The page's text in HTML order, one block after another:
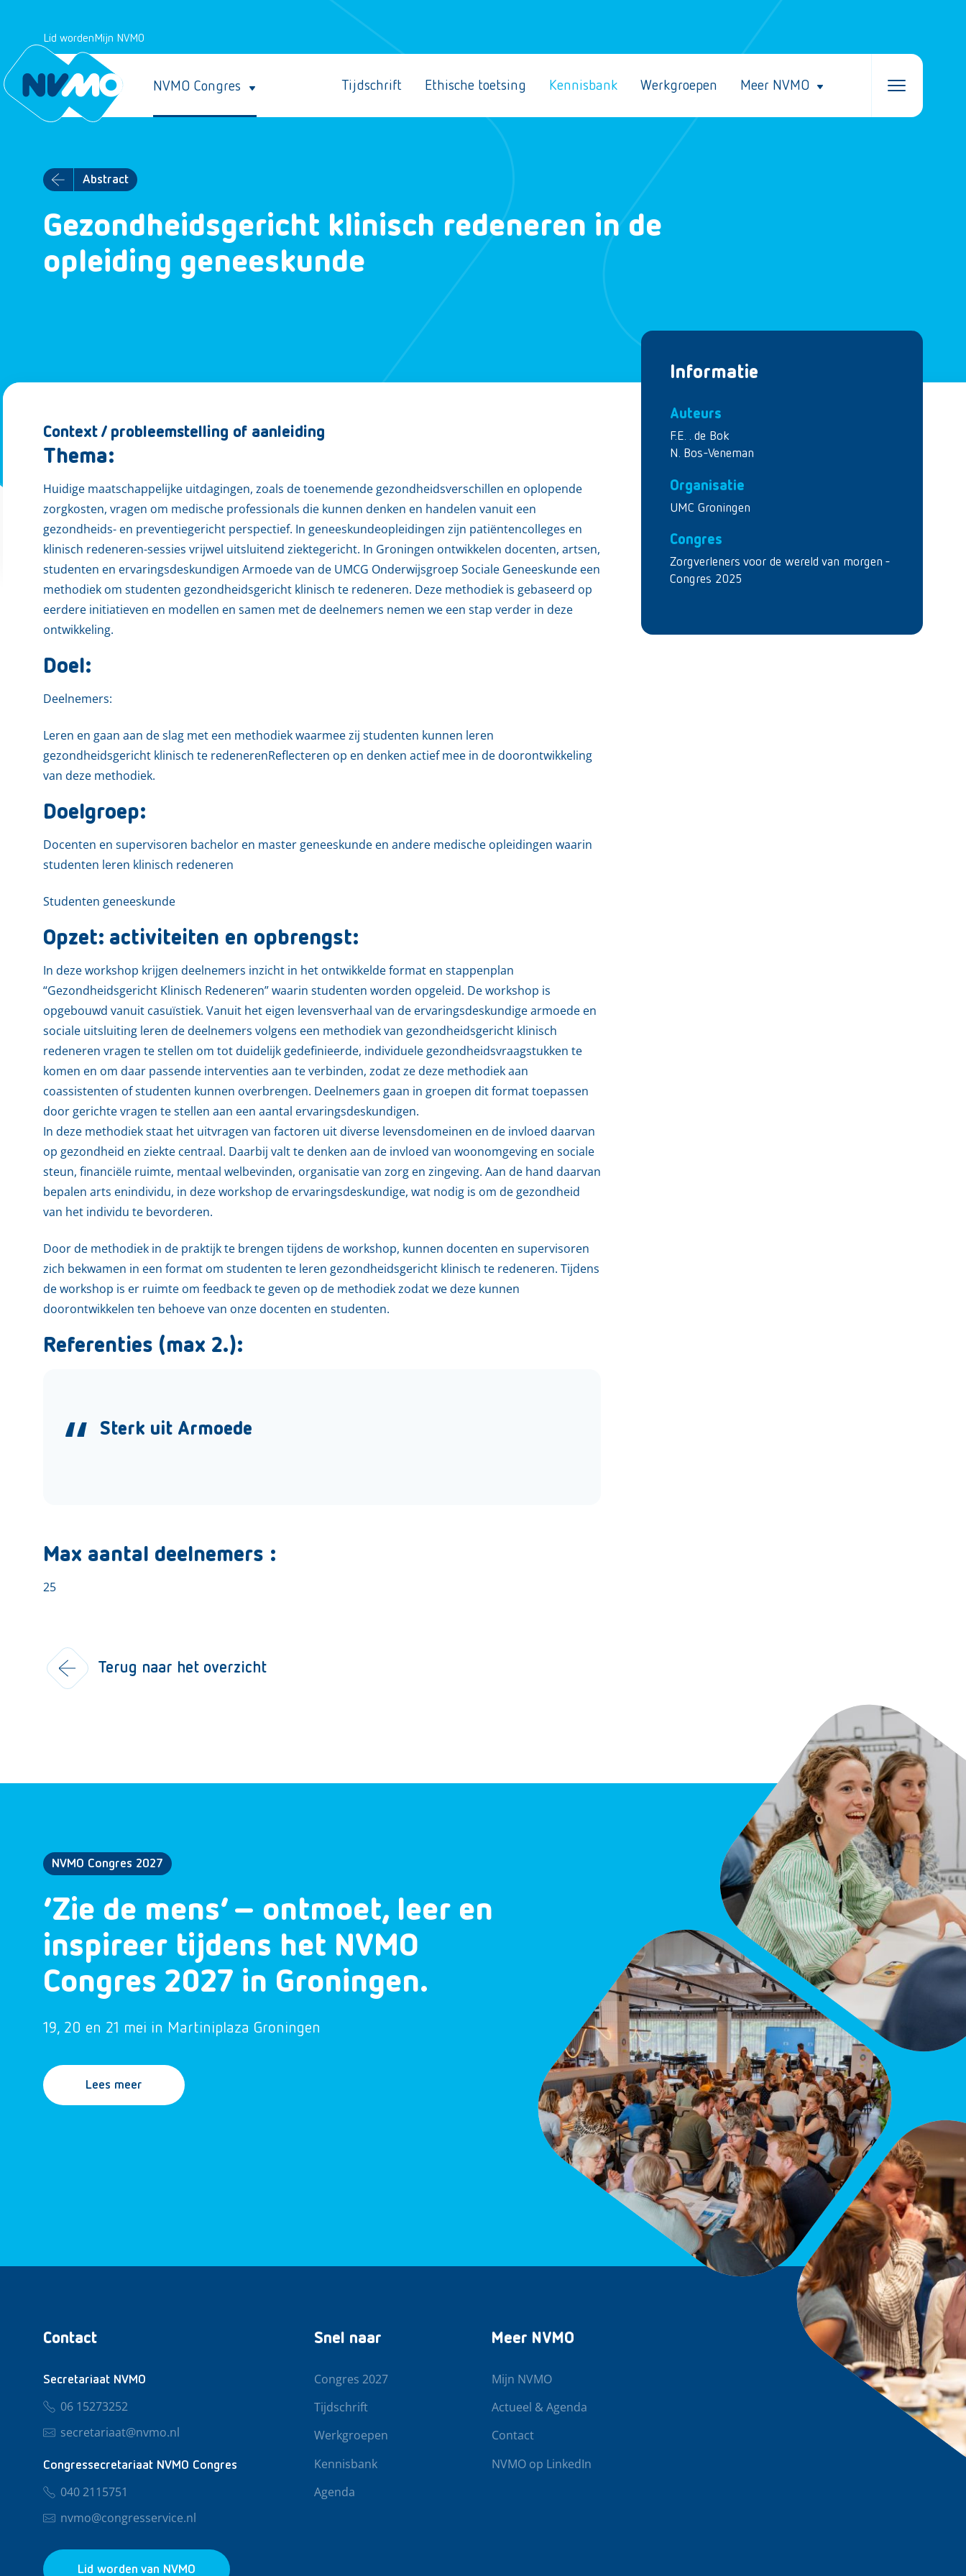
Lid wordenMijn NVMO
NVMO Congres Tijdschrift Ethische toetsing Kennisbank Werkgroepen Meer NVMO
Abstract
Gezondheidsgericht klinisch redeneren in de
opleiding geneeskunde
Informatie
Auteurs
F.E. . de Bok
N. Bos-Veneman
Organisatie
UMC Groningen
Congres
Zorgverleners voor de wereld van morgen -
Congres 2025
Context / probleemstelling of aanleiding
Thema:
Huidige maatschappelijke uitdagingen, zoals de toenemende gezondheidsverschillen en oplopende
zorgkosten, vragen om medische professionals die kunnen denken en handelen vanuit een
gezondheids- en preventiegericht perspectief. In geneeskundeopleidingen zijn patiëntencolleges en
klinisch redeneren-sessies vrijwel uitsluitend ziektegericht. In Groningen ontwikkelen docenten, artsen,
studenten en ervaringsdeskundigen Armoede van de UMCG Onderwijsgroep Sociale Geneeskunde een
methodiek om studenten gezondheidsgericht klinisch te redeneren. Deze methodiek is gebaseerd op
eerdere initiatieven en modellen en samen met de deelnemers nemen we een stap verder in deze
ontwikkeling.
Doel:
Deelnemers:
Leren en gaan aan de slag met een methodiek waarmee zij studenten kunnen leren
gezondheidsgericht klinisch te redenerenReflecteren op en denken actief mee in de doorontwikkeling
van deze methodiek.
Doelgroep:
Docenten en supervisoren bachelor en master geneeskunde en andere medische opleidingen waarin
studenten leren klinisch redeneren
Studenten geneeskunde
Opzet: activiteiten en opbrengst:
In deze workshop krijgen deelnemers inzicht in het ontwikkelde format en stappenplan
“Gezondheidsgericht Klinisch Redeneren” waarin studenten worden opgeleid. De workshop is
opgebouwd vanuit casuïstiek. Vanuit het eigen levensverhaal van de ervaringsdeskundige armoede en
sociale uitsluiting leren de deelnemers volgens een methodiek van gezondheidsgericht klinisch
redeneren vragen te stellen om tot duidelijk gedefinieerde, individuele gezondheidsvraagstukken te
komen en om daar passende interventies aan te verbinden, zodat ze deze methodiek aan
coassistenten of studenten kunnen overbrengen. Deelnemers gaan in groepen dit format toepassen
door gerichte vragen te stellen aan een aantal ervaringsdeskundigen.
In deze methodiek staat het uitvragen van factoren uit diverse levensdomeinen en de invloed daarvan
op gezondheid en ziekte centraal. Daarbij valt te denken aan de invloed van woonomgeving en sociale
steun, financiële ruimte, mentaal welbevinden, organisatie van zorg en zingeving. Aan de hand daarvan
bepalen arts enindividu, in deze workshop de ervaringsdeskundige, wat nodig is om de gezondheid
van het individu te bevorderen.
Door de methodiek in de praktijk te brengen tijdens de workshop, kunnen docenten en supervisoren
zich bekwamen in een format om studenten te leren gezondheidsgericht klinisch te redeneren. Tijdens
de workshop is er ruimte om feedback te geven op de methodiek zodat we deze kunnen
doorontwikkelen ten behoeve van onze docenten en studenten.
Referenties (max 2.):
Sterk uit Armoede
Max aantal deelnemers :
25
Terug naar het overzicht
NVMO Congres 2027
‘Zie de mens’ – ontmoet, leer en
inspireer tijdens het NVMO
Congres 2027 in Groningen.
19, 20 en 21 mei in Martiniplaza Groningen
Lees meer
Contact
Secretariaat NVMO
06 15273252
secretariaat@nvmo.nl
Congressecretariaat NVMO Congres
040 2115751
nvmo@congresservice.nl
Lid worden van NVMO
Snel naar
Congres 2027
Tijdschrift
Werkgroepen
Kennisbank
Agenda
Meer NVMO
Mijn NVMO
Actueel & Agenda
Contact
NVMO op LinkedIn